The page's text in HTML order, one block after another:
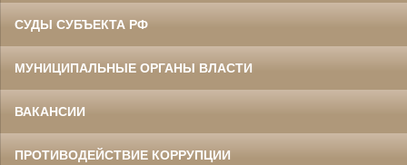
СУДЫ СУБЪЕКТА РФ
МУНИЦИПАЛЬНЫЕ ОРГАНЫ ВЛАСТИ
ВАКАНСИИ
ПРОТИВОДЕЙСТВИЕ КОРРУПЦИИ